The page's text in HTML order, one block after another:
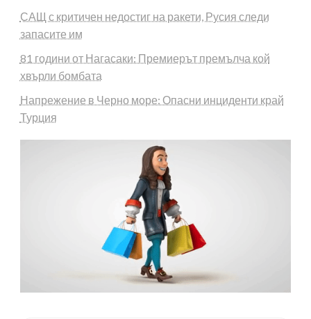
САЩ с критичен недостиг на ракети, Русия следи
запасите им
81 години от Нагасаки: Премиерът премълча кой
хвърли бомбата
Напрежение в Черно море: Опасни инциденти край
Турция